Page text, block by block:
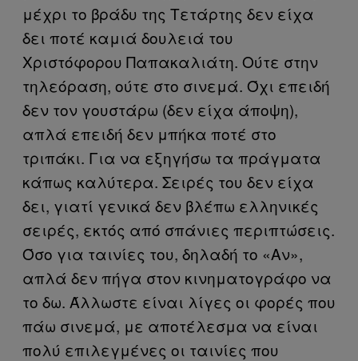
μέχρι το βράδυ της Τετάρτης δεν είχα
δει ποτέ καμιά δουλειά του
Χριστόφορου Παπακαλιάτη. Ούτε στην
τηλεόραση, ούτε στο σινεμά. Όχι επειδή
δεν τον γουστάρω (δεν είχα άποψη),
απλά επειδή δεν μπήκα ποτέ στο
τριπάκι. Για να εξηγήσω τα πράγματα
κάπως καλύτερα. Σειρές του δεν είχα
δει, γιατί γενικά δεν βλέπω ελληνικές
σειρές, εκτός από σπάνιες περιπτώσεις.
Όσο για ταινίες του, δηλαδή το «Αν»,
απλά δεν πήγα στον κινηματογράφο να
το δω. Άλλωστε είναι λίγες οι φορές που
πάω σινεμά, με αποτέλεσμα να είναι
πολύ επιλεγμένες οι ταινίες που